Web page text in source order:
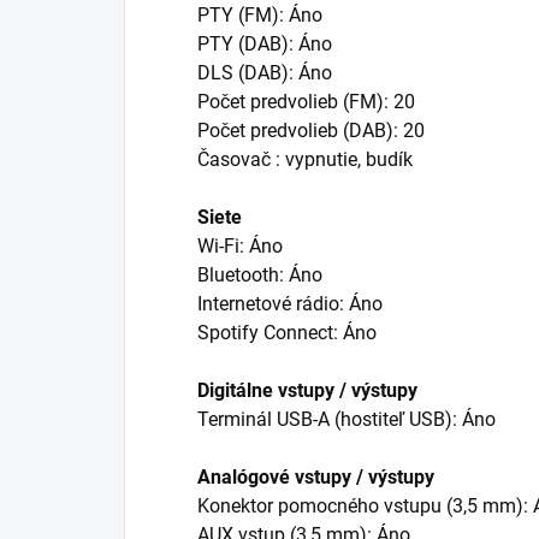
PTY (FM): Áno
PTY (DAB): Áno
DLS (DAB): Áno
Počet predvolieb (FM): 20
Počet predvolieb (DAB): 20
Časovač : vypnutie, budík
Siete
Wi-Fi: Áno
Bluetooth: Áno
Internetové rádio: Áno
Spotify Connect: Áno
Digitálne vstupy / výstupy
Terminál USB-A (hostiteľ USB): Áno
Analógové vstupy / výstupy
Konektor pomocného vstupu (3,5 mm):